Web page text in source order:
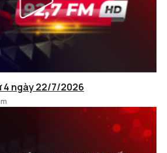
4 ngày 22/7/2026